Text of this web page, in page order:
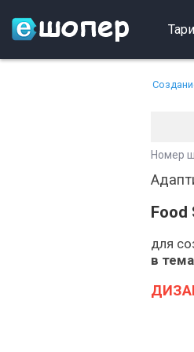
Номер
Food
для
в